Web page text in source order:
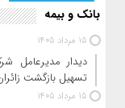
بانک و بیمه
15 مرداد 1405
دیدار مدیرعامل
تسهیل بازگشت
15 مرداد 1405